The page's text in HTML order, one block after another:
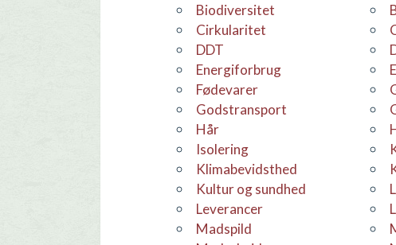
Biodiversitet
Cirkularitet
DDT
Energiforbrug
Fødevarer
godstransport
hår
Isolering
Klimabevidsthed
Kultur og sundhed
leverancer
Madspild